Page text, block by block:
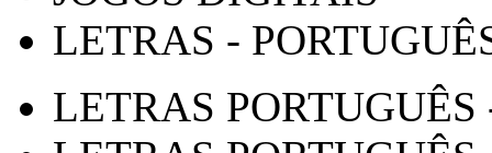
LETRAS -
LETRAS